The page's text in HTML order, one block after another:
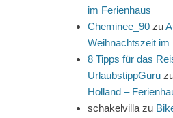
im Ferienhaus
Cheminee_90 zu
Weihnachtszeit im
8 Tipps für das
UrlaubstippGuru
Holland –
schakelvilla zu